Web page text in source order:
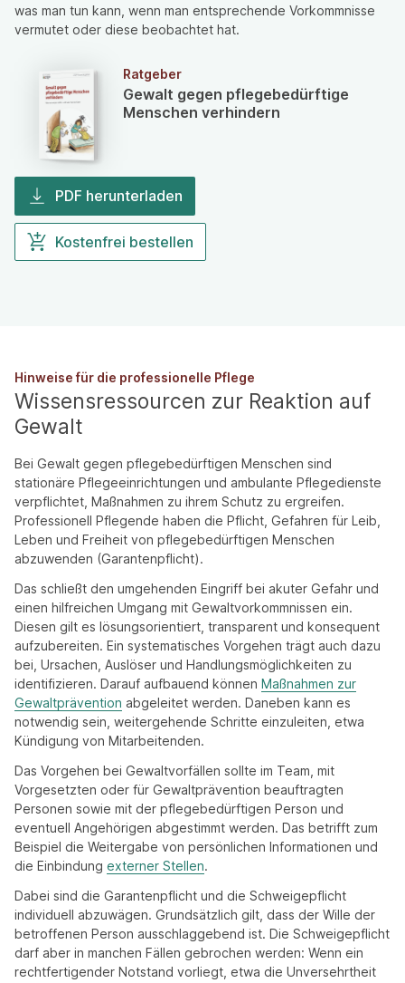
was man tun kann, wenn man entsprechende Vorkommnisse
vermutet oder diese beobachtet hat.
Ratgeber
Gewalt gegen pflegebedürftige
Menschen verhindern
PDF herunterladen
Kostenfrei bestellen
Hinweise für die professionelle Pflege
Wissensressourcen zur Reaktion auf
Gewalt
Bei Gewalt gegen pflegebedürftigen Menschen sind
stationäre Pflegeeinrichtungen und ambulante Pflegedienste
verpflichtet, Maßnahmen zu ihrem Schutz zu ergreifen.
Professionell Pflegende haben die Pflicht, Gefahren für Leib,
Leben und Freiheit von pflegebedürftigen Menschen
abzuwenden (Garantenpflicht).
Das schließt den umgehenden Eingriff bei akuter Gefahr und
einen hilfreichen Umgang mit Gewaltvorkommnissen ein.
Diesen gilt es lösungsorientiert, transparent und konsequent
aufzubereiten. Ein systematisches Vorgehen trägt auch dazu
bei, Ursachen, Auslöser und Handlungsmöglichkeiten zu
identifizieren. Darauf aufbauend können Maßnahmen zur
Gewaltprävention abgeleitet werden. Daneben kann es
notwendig sein, weitergehende Schritte einzuleiten, etwa
Kündigung von Mitarbeitenden.
Das Vorgehen bei Gewaltvorfällen sollte im Team, mit
Vorgesetzten oder für Gewaltprävention beauftragten
Personen sowie mit der pflegebedürftigen Person und
eventuell Angehörigen abgestimmt werden. Das betrifft zum
Beispiel die Weitergabe von persönlichen Informationen und
die Einbindung externer Stellen.
Dabei sind die Garantenpflicht und die Schweigepflicht
individuell abzuwägen. Grundsätzlich gilt, dass der Wille der
betroffenen Person ausschlaggebend ist. Die Schweigepflicht
darf aber in manchen Fällen gebrochen werden: Wenn ein
rechtfertigender Notstand vorliegt, etwa die Unversehrtheit